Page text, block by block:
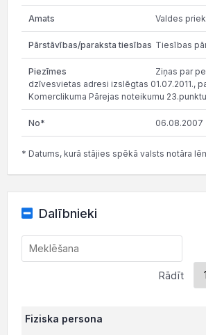
Valdes
Tiesības
Ziņas par
dzīvesvietas adresi izslēgtas 01.07.2011.,
Komerclikuma Pārejas noteikumu
06.08.2007
* Datums, kurā stājies spēkā valsts notāra
Dalībnieki
Rādīt
Fiziska persona